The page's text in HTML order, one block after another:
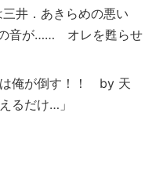
井．あきらめの悪い
音が…… オレを甦らせ
俺が倒す！！ by 天
るだけ…」